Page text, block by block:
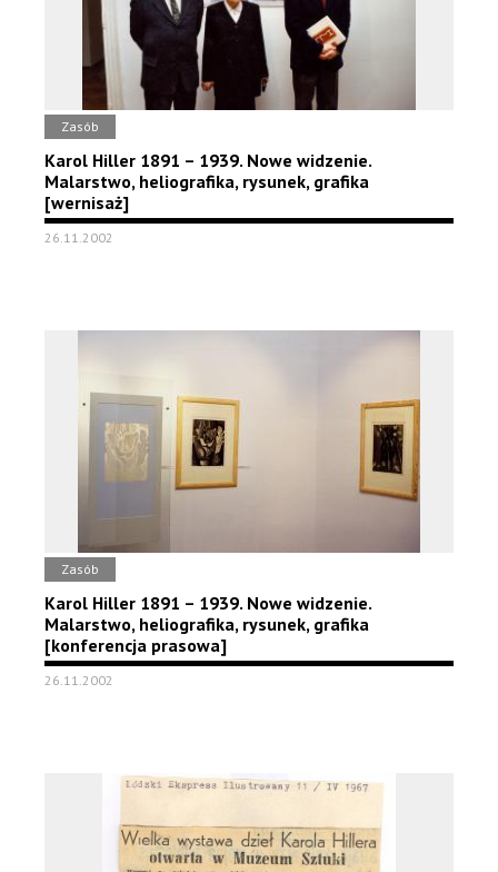
Zasób
Karol Hiller 1891 – 1939. Nowe widzenie.
Malarstwo, heliografika, rysunek, grafika
[wernisaż]
26.11.2002
Zasób
Karol Hiller 1891 – 1939. Nowe widzenie.
Malarstwo, heliografika, rysunek, grafika
[konferencja prasowa]
26.11.2002